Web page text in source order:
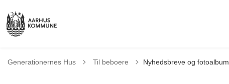
Generationernes Hus Tilbage til
Til beboere Nyhedsbreve og fotoalbum